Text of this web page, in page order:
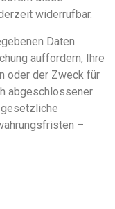
widerrufbar.
Daten
auffordern, Ihre
oder der Zweck für
abgeschlossener
–